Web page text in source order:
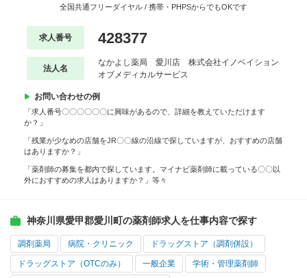
全国共通フリーダイヤル / 携帯・PHPSからでもOKです
求人番号 428377
法人名
なかよし薬局 愛川店 株式会社イノベイション
オブメディカルサービス
お問い合わせの例
「求人番号〇〇〇〇〇〇に興味があるので、詳細を教えていただけます
か？」
「残業が少なめの店舗をJR〇〇線の沿線で探していますが、おすすめの店舗
はありますか？」
「薬剤師の募集を都内で探しています。マイナビ薬剤師に載っている〇〇以
外におすすめの求人はありますか？」等々
神奈川県愛甲郡愛川町の薬剤師求人を仕事内容で探す
調剤薬局 病院・クリニック ドラッグストア（調剤併設）
ドラッグストア（OTCのみ） 一般企業 学術・管理薬剤師